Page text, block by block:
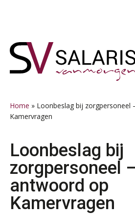
naar
hoofdnavigatie
naar
hoofd
naar
eerste
naar
voettekst
Home » Loonbeslag bij zorgpersoneel
Kamervragen
Loonbeslag bij
zorgpersoneel
antwoord op
Kamervragen